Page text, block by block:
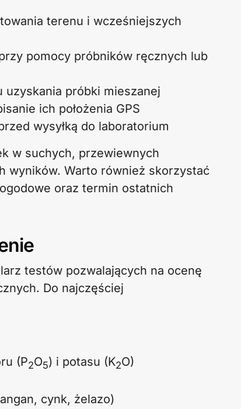
terenu i wcześniejszych
pomocy próbników ręcznych lub
uzyskania próbki mieszanej
ich położenia GPS
wysyłką do laboratorium
w suchych, przewiewnych
wyników. Warto również skorzystać
oraz termin ostatnich
testów pozwalających na ocenę
Do najczęściej
(P2O5) i potasu (K2O)
cynk, żelazo)